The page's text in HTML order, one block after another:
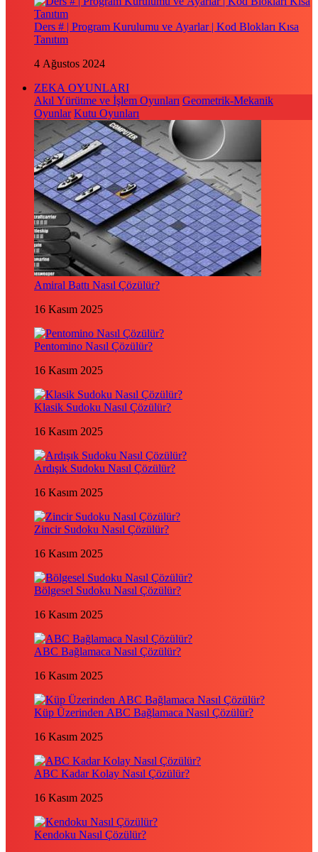
Ders # | Program Kurulumu ve Ayarlar | Kod Blokları Kısa
Tanıtım
4 Ağustos 2024
ZEKA OYUNLARI
Akıl Yürütme ve İşlem Oyunları Geometrik-Mekanik
Oyunlar Kutu Oyunları
Amiral Battı Nasıl Çözülür?
16 Kasım 2025
Pentomino Nasıl Çözülür?
16 Kasım 2025
Klasik Sudoku Nasıl Çözülür?
16 Kasım 2025
Ardışık Sudoku Nasıl Çözülür?
16 Kasım 2025
Zincir Sudoku Nasıl Çözülür?
16 Kasım 2025
Bölgesel Sudoku Nasıl Çözülür?
16 Kasım 2025
ABC Bağlamaca Nasıl Çözülür?
16 Kasım 2025
Küp Üzerinden ABC Bağlamaca Nasıl Çözülür?
16 Kasım 2025
ABC Kadar Kolay Nasıl Çözülür?
16 Kasım 2025
Kendoku Nasıl Çözülür?